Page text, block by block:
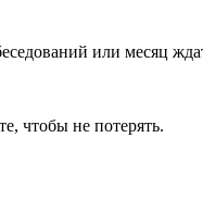
или месяц
чтобы не потерять.